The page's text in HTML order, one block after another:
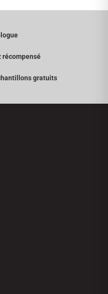
récompensé
gratuits